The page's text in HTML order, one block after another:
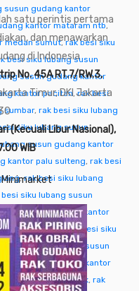
susun gudang kantor
kantor mataram ntb,
medan sumut,rak besi siku
besi siku lubang susun
susun gudang kantor
kantor pacitan,rak besi
sumbar, rak besi siku lubang
siku lubang susun
susun gudang kantor
kantor palu sulteng, rak besi
,rak besi siku lubang
siku lubang susun
susun gudang kantor
kantor pati,rak besi siku
rak besi siku lubang susun
susun gudang kantor
kantor pontianak, rak
satu perintis pertama
dan menawarkan
di Indonesia
No. 45A RT.7/RW.3,
Timur, DKI Jakarta
(Kecuali Libur Nasional),
WIB